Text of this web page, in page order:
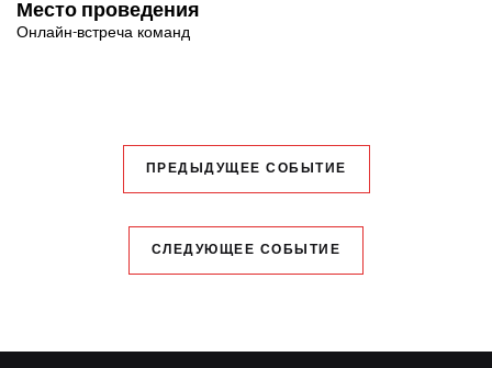
Место проведения
Онлайн-встреча команд
ПРЕДЫДУЩЕЕ СОБЫТИЕ
СЛЕДУЮЩЕЕ СОБЫТИЕ